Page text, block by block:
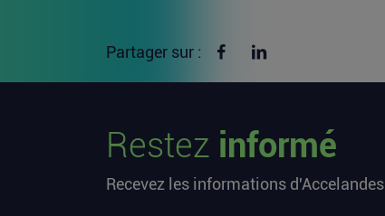
Partager sur : Partager sur Facebook
Restez informé
Recevez les informations d'Accelandes